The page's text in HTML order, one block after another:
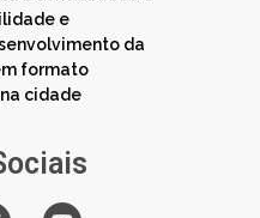
e
da
formato
cidade